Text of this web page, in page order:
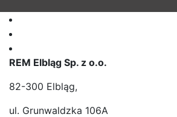
REM Elbląg Sp. z o.o.
82-300 Elbląg,
ul. Grunwaldzka 106A